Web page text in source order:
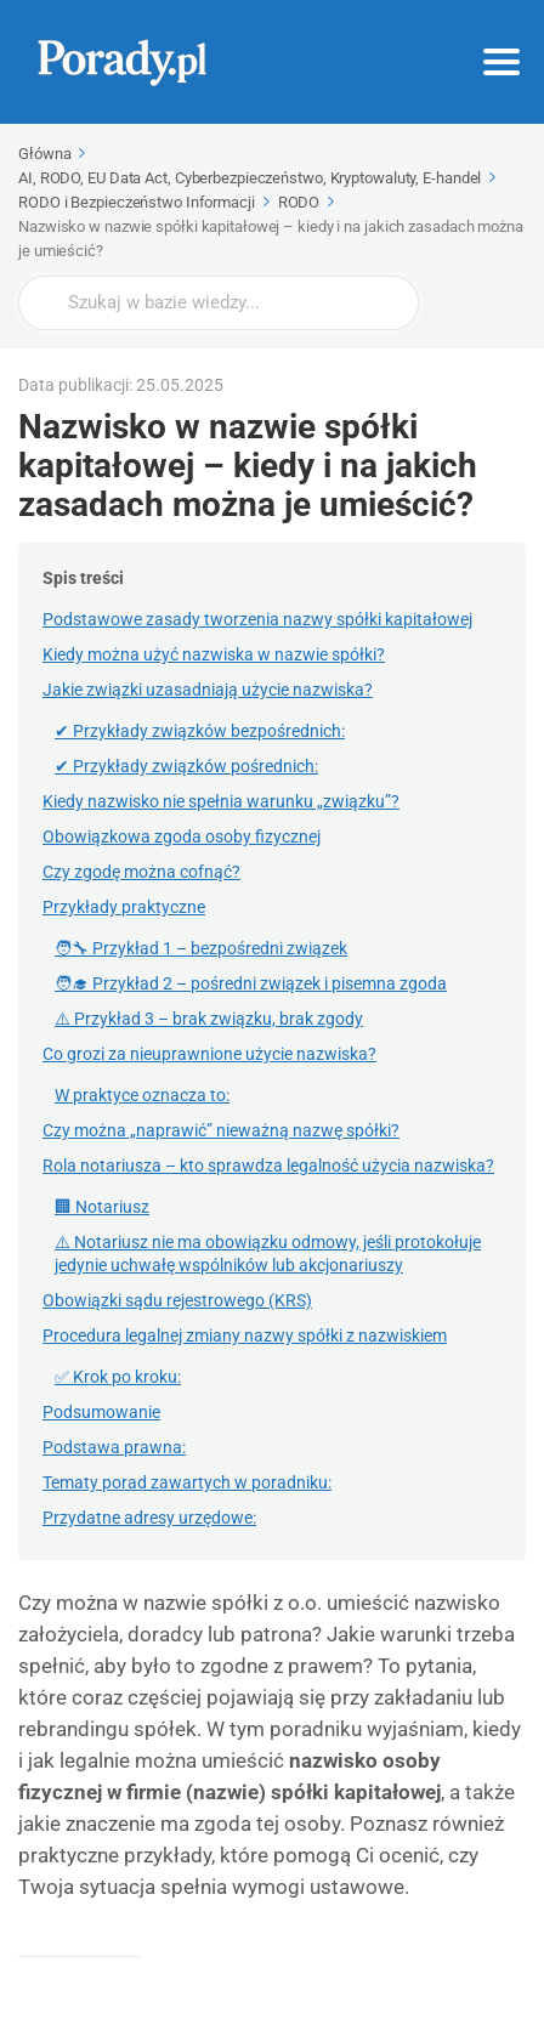
Główna
AI, RODO, EU Data Act, Cyberbezpieczeństwo, Kryptowaluty, E-handel
RODO i Bezpieczeństwo Informacji
RODO
Nazwisko w nazwie spółki kapitałowej – kiedy i na jakich zasadach można
je umieścić?
Wyszukaj
Data publikacji: 25.05.2025
Nazwisko w nazwie spółki
kapitałowej – kiedy i na jakich
zasadach można je umieścić?
Spis treści
Podstawowe zasady tworzenia nazwy spółki kapitałowej
Kiedy można użyć nazwiska w nazwie spółki?
Jakie związki uzasadniają użycie nazwiska?
✔ Przykłady związków bezpośrednich:
✔ Przykłady związków pośrednich:
Kiedy nazwisko nie spełnia warunku „związku”?
Obowiązkowa zgoda osoby fizycznej
Czy zgodę można cofnąć?
Przykłady praktyczne
🧑‍🔧 Przykład 1 – bezpośredni związek
🧑‍🎓 Przykład 2 – pośredni związek i pisemna zgoda
⚠️ Przykład 3 – brak związku, brak zgody
Co grozi za nieuprawnione użycie nazwiska?
W praktyce oznacza to:
Czy można „naprawić” nieważną nazwę spółki?
Rola notariusza – kto sprawdza legalność użycia nazwiska?
🏢 Notariusz
⚠️ Notariusz nie ma obowiązku odmowy, jeśli protokołuje
jedynie uchwałę wspólników lub akcjonariuszy
Obowiązki sądu rejestrowego (KRS)
Procedura legalnej zmiany nazwy spółki z nazwiskiem
✅ Krok po kroku:
Podsumowanie
Podstawa prawna:
Tematy porad zawartych w poradniku:
Przydatne adresy urzędowe:
Czy można w nazwie spółki z o.o. umieścić nazwisko
założyciela, doradcy lub patrona? Jakie warunki trzeba
spełnić, aby było to zgodne z prawem? To pytania,
które coraz częściej pojawiają się przy zakładaniu lub
rebrandingu spółek. W tym poradniku wyjaśniam, kiedy
i jak legalnie można umieścić nazwisko osoby
fizycznej w firmie (nazwie) spółki kapitałowej, a także
jakie znaczenie ma zgoda tej osoby. Poznasz również
praktyczne przykłady, które pomogą Ci ocenić, czy
Twoja sytuacja spełnia wymogi ustawowe.